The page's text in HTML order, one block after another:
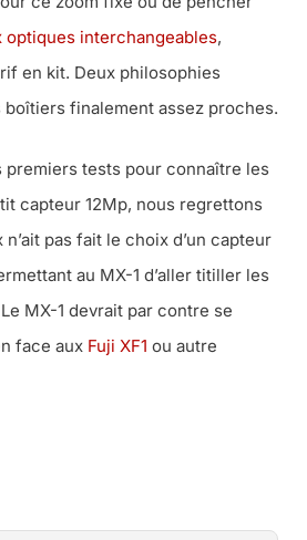
optiques interchangeables,
en kit. Deux philosophies
finalement assez proches.
premiers tests pour connaître les
capteur 12Mp, nous regrettons
pas fait le choix d’un capteur
au MX-1 d’aller titiller les
MX-1 devrait par contre se
face aux Fuji XF1 ou autre